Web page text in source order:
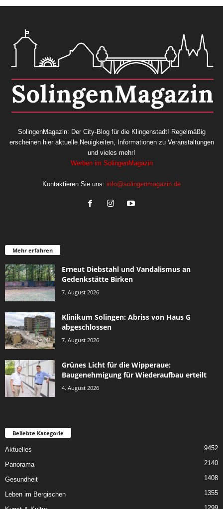
SolingenMagazin: Der City-Blog für die Klingenstadt! Regelmäßig
erscheinen hier aktuelle Neuigkeiten, Informationen zu Veranstaltungen
und vieles mehr!
Werben im SolingenMagazin
Kontaktieren Sie uns: info@solingenmagazin.de
Mehr erfahren
Erneut Diebstahl und Vandalismus an
Gedenkstätte Birken
7. August 2026
Klinikum Solingen: Abriss von Haus G
abgeschlossen
7. August 2026
Grünes Licht für die Wipperaue:
Baugenehmigung für Wiederaufbau erteilt
4. August 2026
Beliebte Kategorie
Aktuelles 9452
Panorama 2140
Gesundheit 1408
Leben im Bergischen 1355